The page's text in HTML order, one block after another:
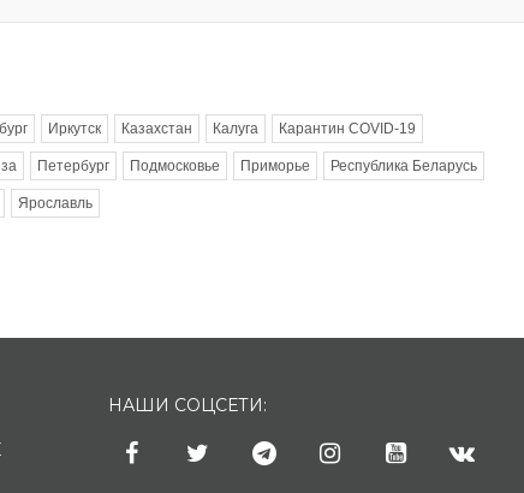
Иркутск Казахстан Калуга Карантин COVID-19
Петербург Подмосковье Приморье Республика Беларусь
Ярославль
НАШИ СОЦСЕТИ: